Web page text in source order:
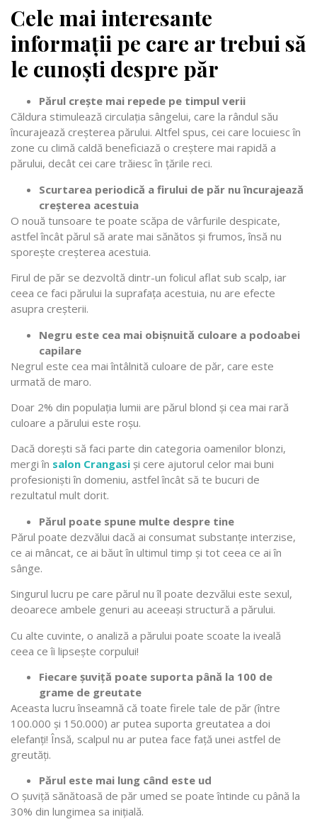
Cele mai interesante
informații pe care ar trebui să
le cunoști despre păr
Părul crește mai repede pe timpul verii
Căldura stimulează circulația sângelui, care la rândul său
încurajează creșterea părului. Altfel spus, cei care locuiesc în
zone cu climă caldă beneficiază o creștere mai rapidă a
părului, decât cei care trăiesc în țările reci.
Scurtarea periodică a firului de păr nu încurajează
creșterea acestuia
O nouă tunsoare te poate scăpa de vârfurile despicate,
astfel încât părul să arate mai sănătos și frumos, însă nu
sporește creșterea acestuia.
Firul de păr se dezvoltă dintr-un folicul aflat sub scalp, iar
ceea ce faci părului la suprafața acestuia, nu are efecte
asupra creșterii.
Negru este cea mai obișnuită culoare a podoabei
capilare
Negrul este cea mai întâlnită culoare de păr, care este
urmată de maro.
Doar 2% din populația lumii are părul blond și cea mai rară
culoare a părului este roșu.
Dacă dorești să faci parte din categoria oamenilor blonzi,
mergi în salon Crangasi și cere ajutorul celor mai buni
profesioniști în domeniu, astfel încât să te bucuri de
rezultatul mult dorit.
Părul poate spune multe despre tine
Părul poate dezvălui dacă ai consumat substanțe interzise,
ce ai mâncat, ce ai băut în ultimul timp și tot ceea ce ai în
sânge.
Singurul lucru pe care părul nu îl poate dezvălui este sexul,
deoarece ambele genuri au aceeași structură a părului.
Cu alte cuvinte, o analiză a părului poate scoate la iveală
ceea ce îi lipsește corpului!
Fiecare șuviță poate suporta până la 100 de
grame de greutate
Aceasta lucru înseamnă că toate firele tale de păr (între
100.000 și 150.000) ar putea suporta greutatea a doi
elefanți! Însă, scalpul nu ar putea face față unei astfel de
greutăți.
Părul este mai lung când este ud
O șuviță sănătoasă de păr umed se poate întinde cu până la
30% din lungimea sa inițială.